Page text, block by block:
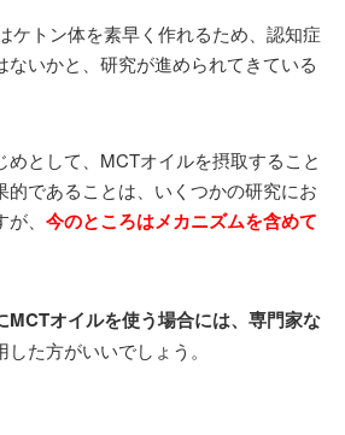
ケトン体を素早く作れるため、認知症
ないかと、研究が進められてきている
めとして、MCTオイルを摂取すること
的であることは、いくつかの研究にお
、 今のところはメカニズムを含めて
MCTオイルを使う場合には、専門家な
した方がいいでしょう。